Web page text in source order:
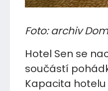
Foto: archiv
Hotel Sen se
součástí
Kapacita hotelu